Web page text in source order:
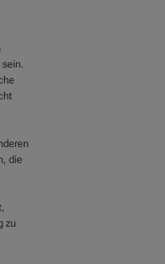
sein.
die
zu